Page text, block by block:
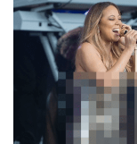
Virály
Sex a vztahy
Videa